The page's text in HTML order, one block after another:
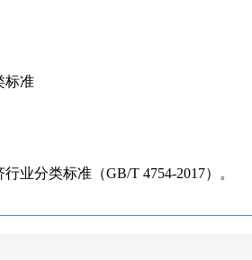
准
分类标准（GB/T 4754-2017）。